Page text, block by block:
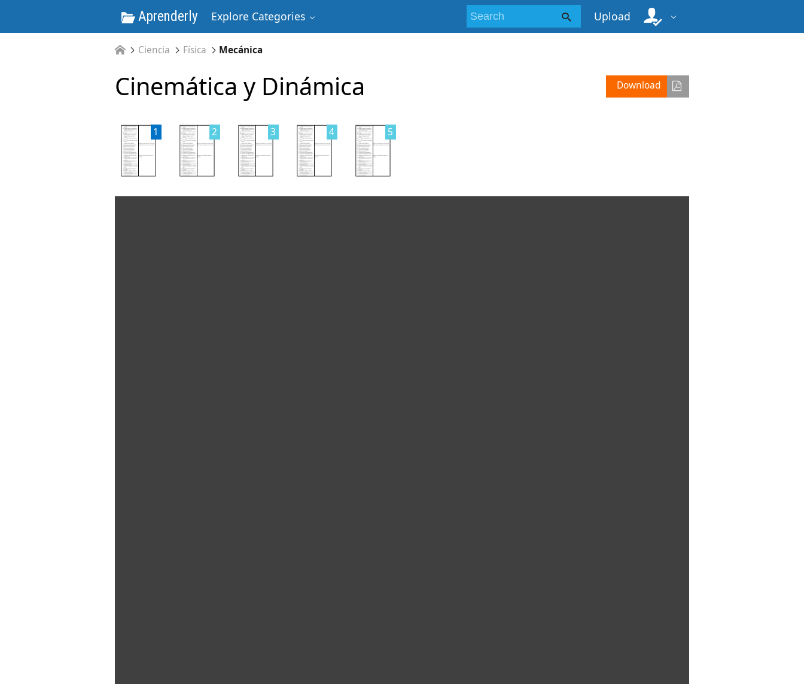
Aprenderly Explore Categories Upload
Ciencia Física Mecánica
Download
Cinemática y Dinámica
1 2 3 4 5